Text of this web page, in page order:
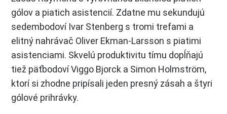
gólov a piatich asistencií. Zdatne mu sekundujú
sedembodoví Ivar Stenberg s tromi trefami a
elitný nahrávač Oliver Ekman-Larsson s piatimi
asistenciami. Skvelú produktivitu tímu dopĺňajú
tiež päťbodoví Viggo Bjorck a Simon Holmström,
ktorí si zhodne pripísali jeden presný zásah a štyri
gólové prihrávky.